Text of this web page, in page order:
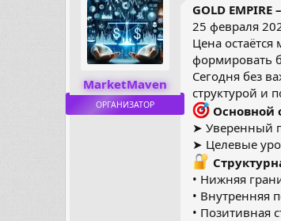
MarketMaven
ОРГАНИЗАТОР
GOLD
25 февраля
Цена
формировать
Сегодня без
структурой и
Основной
➤ Уверенный
➤ Целевые
• Нижняя
• Внутренняя
• Позитивная